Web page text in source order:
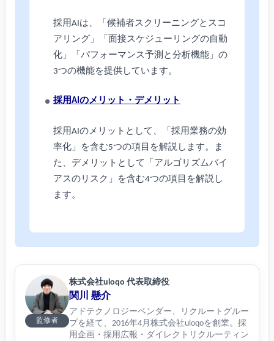
採用AIは、「候補者スクリーニングとスコ
アリング」「面接スケジューリングの自動
化」「パフォーマンス予測と分析機能」の
3つの機能を提供しています。
採用AIのメリット・デメリット
採用AIのメリットとして、「採用業務の効
率化」を含む5つの項目を解説します。ま
た、デメリットとして「アルゴリズムバイ
アスのリスク」を含む4つの項目を解説し
ます。
監修者
株式会社uloqo 代表取締役
関川 懸介
アドテクノロジーベンダー、リクルートグルー
プを経て、2016年4月株式会社uloqoを創業。採
用企画・採用広報・ダイレクトリクルーティン